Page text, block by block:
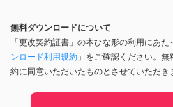
無料ダウンロードについて
「更改契約証書」の本ひな形の利用にあ
ンロード利用規約 」をご確認ください。
約に同意いただいたものとさせていただき